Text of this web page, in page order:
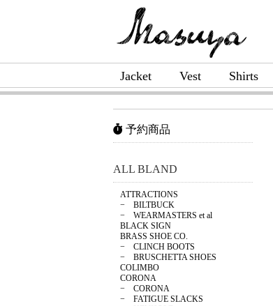
Jacket Vest Shirts
予約商品
ALL BLAND
ATTRACTIONS
− BILTBUCK
− WEARMASTERS et al
BLACK SIGN
BRASS SHOE CO.
− CLINCH BOOTS
− BRUSCHETTA SHOES
COLIMBO
CORONA
− CORONA
− FATIGUE SLACKS